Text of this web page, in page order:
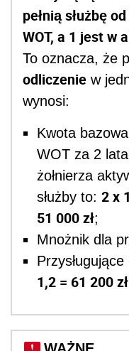
pełnią służbę
WOT, a 1 jest w
To oznacza, że
odliczenie w
wynosi:
Kwota
WOT za 2
żołnierza
służby to: 2 x
51 000 zł;
Mnożnik dla
1,2 = 61 200 zł